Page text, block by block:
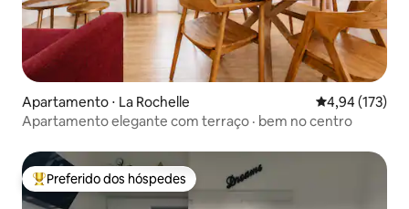
Apartamento ⋅ La Rochelle 4,94 de uma
4,94 (173)
Apartamento elegante com terraço · bem no centro
Entre os melhores preferidos dos hóspedes
Preferido dos hóspedes